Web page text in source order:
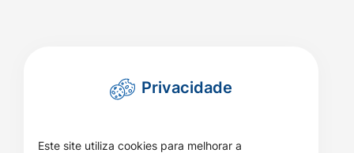
Privacidade
Este site utiliza cookies para melhorar a